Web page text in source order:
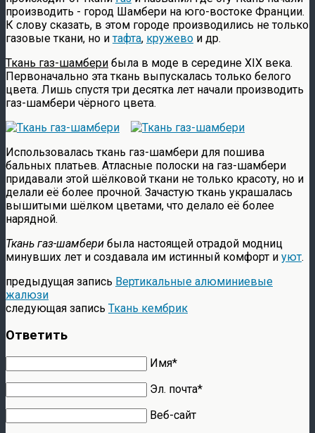
производить - город Шамбери на юго-востоке Франции.
К слову сказать, в этом городе производились не только
газовые ткани, но итафта, кружево и др.
Ткань газ-шамбери была в моде в середине XIX века.
Первоначально эта ткань выпускалась только белого
цвета. Лишь спустя три десятка лет начали производить
газ-шамбери чёрного цвета.
Использовалась ткань газ-шамбери для пошива
бальных платьев. Атласные полоски на газ-шамбери
придавали этой шёлковой ткани не только красоту, но и
делали её более прочной. Зачастую ткань украшалась
вышитыми шёлком цветами, что делало её более
нарядной.
Ткань газ-шамбери была настоящей отрадой модниц
минувших лет и создавала им истинный комфорт и уют.
предыдущая запись Вертикальные алюминиевые
жалюзи
следующая запись Ткань кембрик
Ответить
Имя*
Эл. почта*
Веб-сайт